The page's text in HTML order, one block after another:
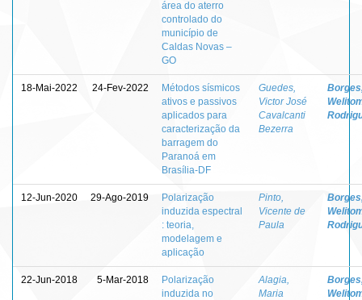
área do aterro
controlado do
município de
Caldas Novas –
GO
18-Mai-2022 24-Fev-2022
Métodos sísmicos
ativos e passivos
aplicados para
caracterização da
barragem do
Paranoá em
Brasília-DF
Guedes,
Victor José
Cavalcanti
Bezerra
12-Jun-2020 29-Ago-2019
Polarização
induzida espectral
: teoria,
modelagem e
aplicação
Pinto,
Vicente de
Paula
22-Jun-2018 5-Mar-2018
Polarização
induzida no
Alagia,
Maria